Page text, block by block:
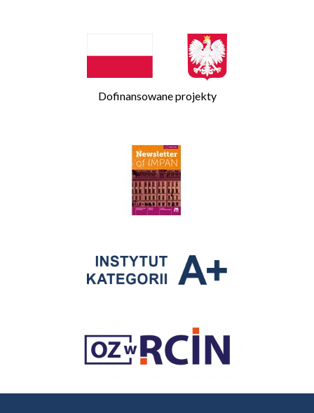
Dofinansowane projekty